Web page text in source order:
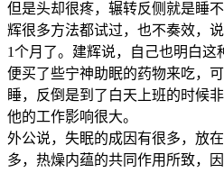
但是头却很疼，辗转反侧就是睡
辉很多方法都试过，也不奏效，
1个月了。建辉说，自己也明白这
便买了些宁神助眠的药物来吃，
睡，反倒是到了白天上班的时候
他的工作影响很大。
外公说，失眠的成因有很多，放
多，热燥内蕴的共同作用所致，